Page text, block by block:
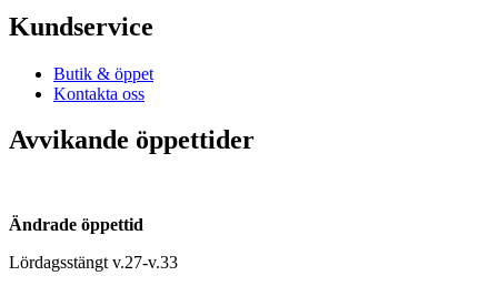
Kundservice
Butik & öppet
Kontakta oss
Avvikande öppettider
Ändrade öppettid
Lördagsstängt v.27-v.33